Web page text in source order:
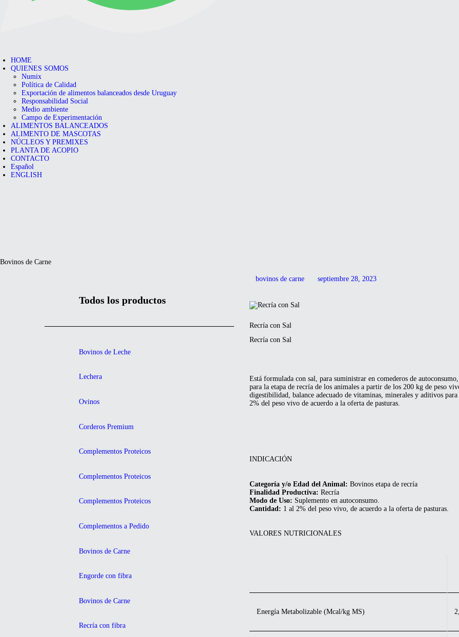
HOME
QUIENES SOMOS
Numix
Política de Calidad
Exportación de alimentos balanceados desde Uruguay
Responsabilidad Social
Medio ambiente
Campo de Experimentación
ALIMENTOS BALANCEADOS
ALIMENTO DE MASCOTAS
NÚCLEOS Y PREMIXES
PLANTA DE ACOPIO
CONTACTO
Español
ENGLISH
Bovinos de Carne
bovinos de carne septiembre 28, 2023
Recría con Sal
Recría con Sal
Está formulada con sal, para suministrar en comederos de
para la etapa de recría de los animales a partir de los 200 kg de peso
digestibilidad, balance adecuado de vitaminas, minerales y aditivos
2% del peso vivo de acuerdo a la oferta de pasturas.
INDICACIÓN
Categoría y/o Edad del Animal: Bovinos etapa de recría
Finalidad Productiva: Recría
Modo de Uso: Suplemento en autoconsumo.
Cantidad: 1 al 2% del peso vivo, de acuerdo a la oferta de pasturas.
VALORES NUTRICIONALES
Energía Metabolizable (Mcal/kg MS)
Todos los productos
Bovinos de Leche
Lechera
Ovinos
Corderos Premium
Complementos Proteicos
Complementos Proteicos
Complementos Proteicos
Complementos a Pedido
Bovinos de Carne
Engorde con fibra
Bovinos de Carne
Recría con fibra